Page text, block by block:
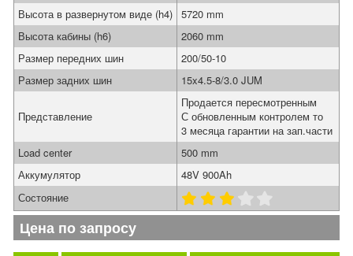
Высота в развернутом виде (h4) 5720 mm
Высота кабины (h6)
2060 mm
Размер передних шин
200/50-10
Размер задних шин
15x4.5-8/3.0 JUM
Представление
Продается пересмотренным
С обновленным контролем то
3 месяца гарантии на зап.части
Load center
500 mm
Аккумулятор
48V 900Ah
Состояние
Цена по запросу